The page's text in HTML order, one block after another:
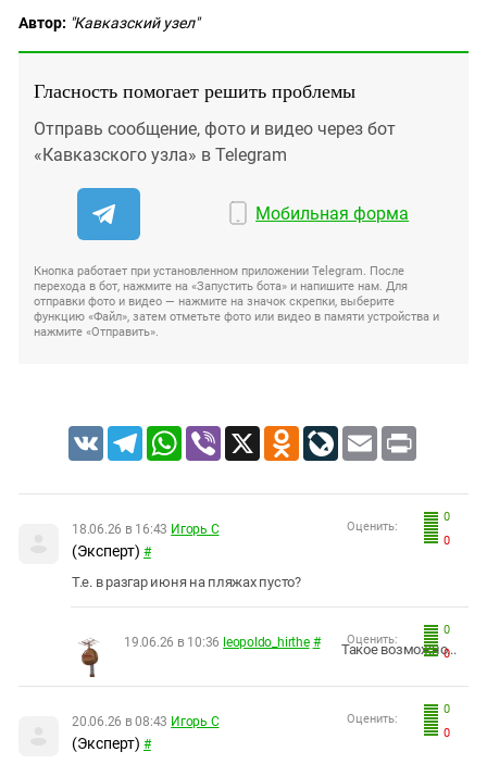
Автор: "Кавказский узел"
Гласность помогает решить проблемы
Отправь сообщение, фото и видео через бот
«Кавказского узла» в Telegram
Мобильная форма
Кнопка работает при установленном приложении Telegram. После
перехода в бот, нажмите на «Запустить бота» и напишите нам. Для
отправки фото и видео — нажмите на значок скрепки, выберите
функцию «Файл», затем отметьте фото или видео в памяти устройства и
нажмите «Отправить».
VK TelegramWhatsApp
Viber X Odnoklassniki
LiveJournal
Email Print
0
0
Оценить:
18.06.26 в 16:43 Игорь С
(Эксперт) #
Т.е. в разгар июня на пляжах пусто?
0
0
Оценить:
19.06.26 в 10:36 leopoldo_hirthe # Такое возможно...
0
0
Оценить:
20.06.26 в 08:43 Игорь С
(Эксперт) #